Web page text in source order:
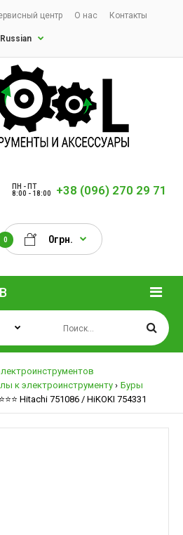
центр О нас Контакты
Russian
ПН - ПТ
8:00 - 18:00
+38 (096) 270 29 71
0 0грн.
к электроинструменту
Буры
Hitachi 751086 / HiKOKI 754331